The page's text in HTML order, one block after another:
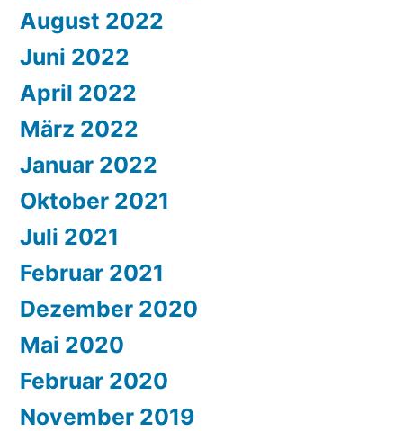
August 2022
Juni 2022
April 2022
März 2022
Januar 2022
Oktober 2021
Juli 2021
Februar 2021
Dezember 2020
Mai 2020
Februar 2020
November 2019